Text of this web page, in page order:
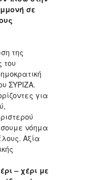
σε
της
του
ΣΥΡΙΖΑ.
για
νόημα
Αξία
– χέρι με